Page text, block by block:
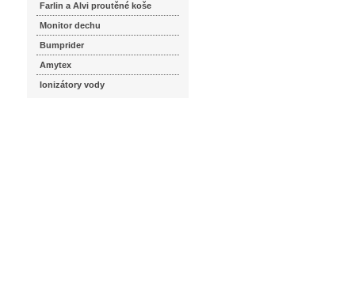
Farlin a Alvi proutěné koše
Monitor dechu
Bumprider
Amytex
Ionizátory vody